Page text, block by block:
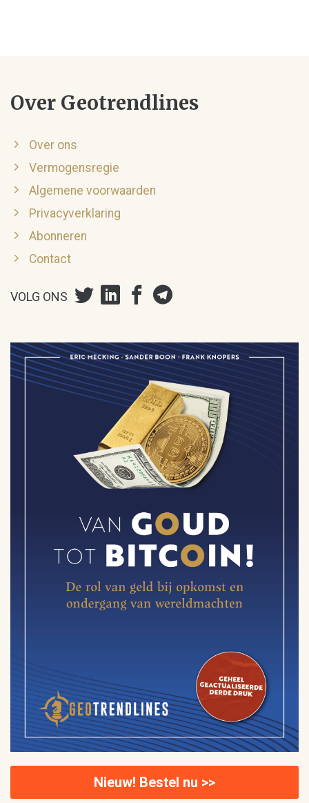
Over Geotrendlines
Over ons
Vermogensregie
Algemene voorwaarden
Privacyverklaring
Abonneren
Contact
VOLG ONS
Nieuw! Bestel nu >>